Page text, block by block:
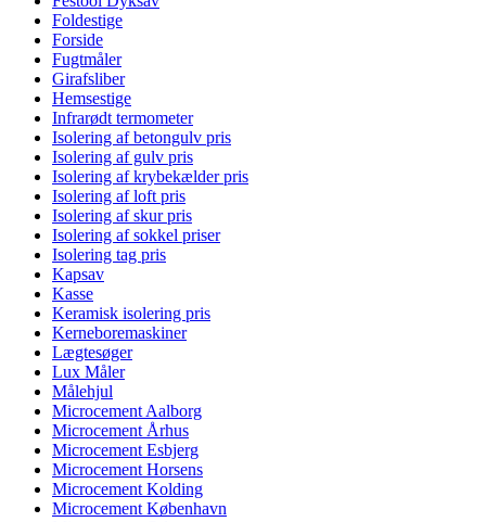
Foldestige
Forside
Fugtmåler
Girafsliber
Hemsestige
Infrarødt termometer
Isolering af betongulv pris
Isolering af gulv pris
Isolering af krybekælder pris
Isolering af loft pris
Isolering af skur pris
Isolering af sokkel priser
Isolering tag pris
Kapsav
Kasse
Keramisk isolering pris
Kerneboremaskiner
Lægtesøger
Lux Måler
Målehjul
Microcement Aalborg
Microcement Århus
Microcement Esbjerg
Microcement Horsens
Microcement Kolding
Microcement København